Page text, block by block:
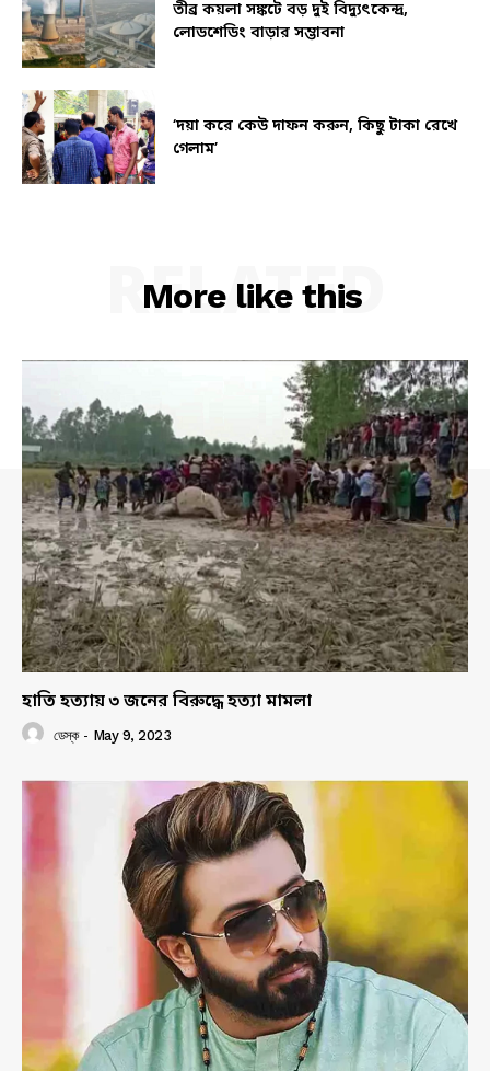
তীব্র কয়লা সঙ্কটে বড় দুই বিদ্যুৎকেন্দ্র,
লোডশেডিং বাড়ার সম্ভাবনা
‘দয়া করে কেউ দাফন করুন, কিছু টাকা রেখে
গেলাম’
More like this
RELATED
হাতি হত্যায় ৩ জনের বিরুদ্ধে হত্যা মামলা
ডেস্ক - May 9, 2023